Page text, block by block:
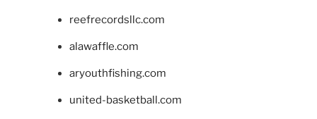
reefrecordsllc.com
alawaffle.com
aryouthfishing.com
united-basketball.com